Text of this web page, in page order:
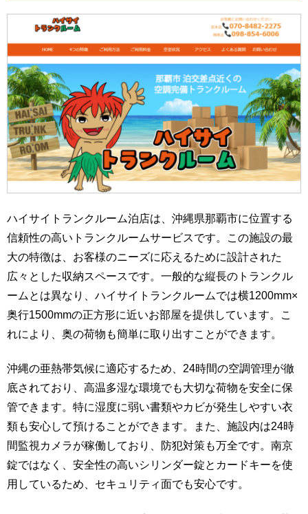
ハイサイトランクルーム泊店は、沖縄県那覇市に位置する
信頼性の高いトランクルームサービスです。この施設の最
大の特徴は、お客様のニーズに応えるために設計された
広々とした収納スペースです。一般的な縦長のトランクル
ームとは異なり、ハイサイトランクルームでは横1200mm×
奥行1500mmの正方形に近いお部屋を提供しています。こ
れにより、奥の荷物も簡単に取り出すことができます。
沖縄の亜熱帯気候に適応するため、24時間の空調管理が徹
底されており、高温多湿な環境でも大切な荷物を安全に保
管できます。特に湿度に弱い書類やカビが発生しやすい衣
類も安心して預けることができます。また、施設内は24時
間監視カメラが稼働しており、防犯対策も万全です。南京
錠ではなく、安全性の高いシリンダー錠とカードキーを使
用しているため、セキュリティ面でも安心です。